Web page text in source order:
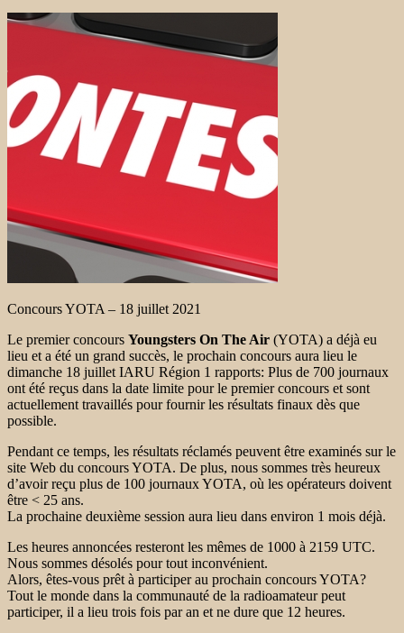
Concours YOTA – 18 juillet 2021
Le premier concours Youngsters On The Air (YOTA) a déjà eu
lieu et a été un grand succès, le prochain concours aura lieu le
dimanche 18 juillet IARU Région 1 rapports: Plus de 700 journaux
ont été reçus dans la date limite pour le premier concours et sont
actuellement travaillés pour fournir les résultats finaux dès que
possible.
Pendant ce temps, les résultats réclamés peuvent être examinés sur le
site Web du concours YOTA. De plus, nous sommes très heureux
d’avoir reçu plus de 100 journaux YOTA, où les opérateurs doivent
être < 25 ans.
La prochaine deuxième session aura lieu dans environ 1 mois déjà.
Les heures annoncées resteront les mêmes de 1000 à 2159 UTC.
Nous sommes désolés pour tout inconvénient.
Alors, êtes-vous prêt à participer au prochain concours YOTA?
Tout le monde dans la communauté de la radioamateur peut
participer, il a lieu trois fois par an et ne dure que 12 heures.